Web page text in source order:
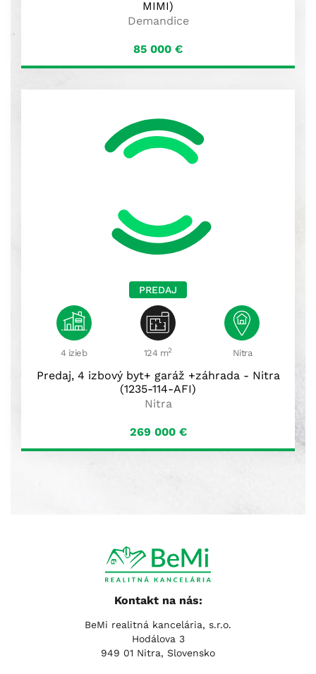
MIMI)
Demandice
85 000 €
PREDAJ
4 izieb 124 m2 Nitra
Predaj, 4 izbový byt+ garáž +záhrada - Nitra
(1235-114-AFI)
Nitra
269 000 €
Kontakt na nás:
BeMi realitná kancelária, s.r.o.
Hodálova 3
949 01 Nitra, Slovensko